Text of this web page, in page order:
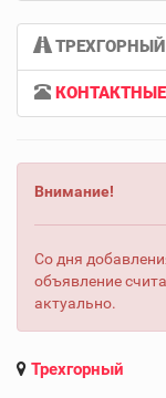
ТРЕХГОРНЫЙ
Внимание!
Со дня
объявление
актуально.
Трехгорный